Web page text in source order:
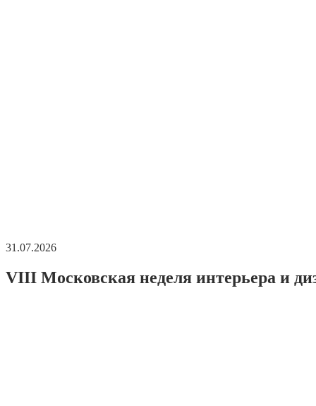
31.07.2026
VIII Московская неделя интерьера и